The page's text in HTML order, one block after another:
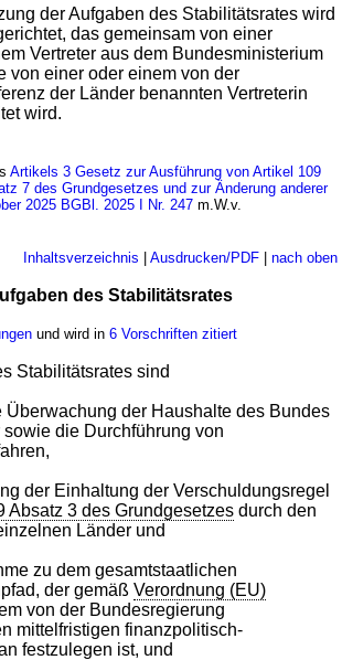
der Aufgaben des Stabilitätsrates wird
das gemeinsam von einer
Vertreter aus dem Bundesministerium
von einer oder einem von der
der Länder benannten Vertreterin
wird.
Artikels 3 Gesetz zur Ausführung von Artikel 109
7 des Grundgesetzes und zur Änderung anderer
2025 BGBl. 2025 I Nr. 247 m.W.v.
Inhaltsverzeichnis | Ausdrucken/PDF| nach oben
des Stabilitätsrates
und wird in6 Vorschriften zitiert
Stabilitätsrates sind
Überwachung der Haushalte des Bundes
die Durchführung von
der Einhaltung der Verschuldungsregel
Absatz 3 des Grundgesetzes durch den
Länder und
zu dem gesamtstaatlichen
der gemäßVerordnung (EU)
von der Bundesregierung
mittelfristigen finanzpolitisch-
festzulegen ist, und